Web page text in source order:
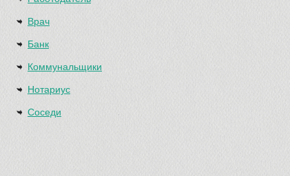
Врач
Банк
Коммунальщики
Нотариус
Соседи